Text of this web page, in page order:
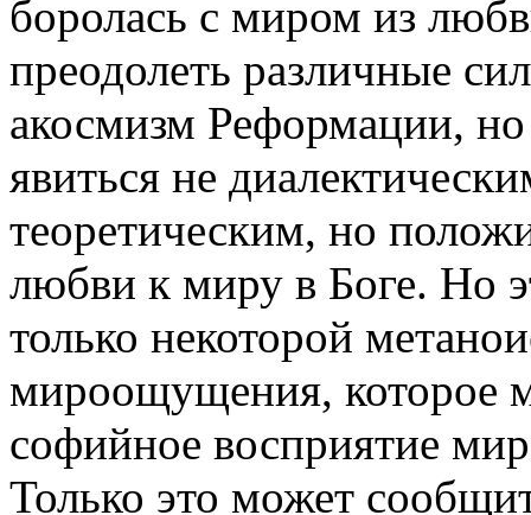
боролась с миром из
преодолеть различные
акосмизм Реформации,
явиться не
теоретическим, но
любви к миру в Боге. Но
только некоторой
мироощущения, которое
софийное восприятие
Только это может